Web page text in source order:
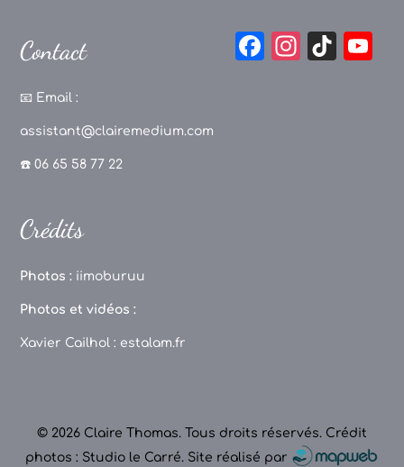
Contact
📧 Email :
assistant@clairemedium.com
☎️ 06 65 58 77 22
F
In
Ti
Crédits
Photos : iimoburuu
Photos et vidéos :
Xavier Cailhol : estalam.fr
© 2026 Claire Thomas. Tous droits réservés. Crédit
photos : Studio le Carré. Site réalisé par